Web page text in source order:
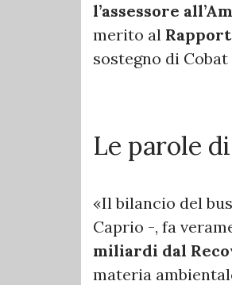
l’assessore
merito al
sostegno di
Le parole
«Il bilancio del
Caprio -, fa
miliardi dal
materia